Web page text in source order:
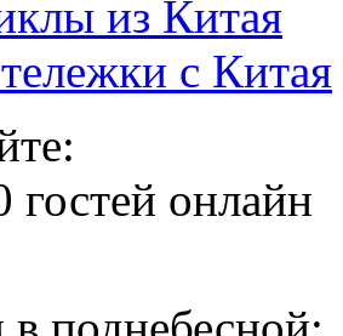
из Китая
с Китая
гостей онлайн